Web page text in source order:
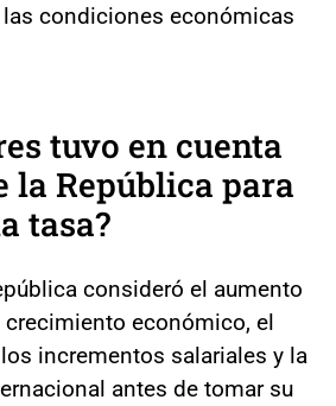
las condiciones económicas
tuvo en cuenta
la República para
tasa?
consideró el aumento
económico, el
incrementos salariales y la
antes de tomar su